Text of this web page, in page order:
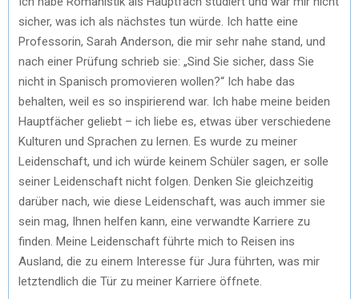
sicher, was ich als nächstes tun würde. Ich hatte eine
Professorin, Sarah Anderson, die mir sehr nahe stand, und
nach einer Prüfung schrieb sie: „Sind Sie sicher, dass Sie
nicht in Spanisch promovieren wollen?“ Ich habe das
behalten, weil es so inspirierend war. Ich habe meine beiden
Hauptfächer geliebt – ich liebe es, etwas über verschiedene
Kulturen und Sprachen zu lernen. Es wurde zu meiner
Leidenschaft, und ich würde keinem Schüler sagen, er solle
seiner Leidenschaft nicht folgen. Denken Sie gleichzeitig
darüber nach, wie diese Leidenschaft, was auch immer sie
sein mag, Ihnen helfen kann, eine verwandte Karriere zu
finden. Meine Leidenschaft führte mich to Reisen ins
Ausland, die zu einem Interesse für Jura führten, was mir
letztendlich die Tür zu meiner Karriere öffnete.